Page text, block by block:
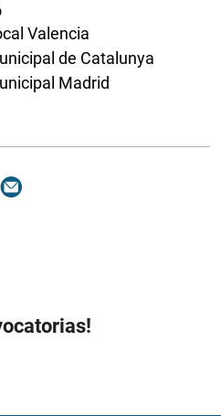
Valencia
de Catalunya
Madrid